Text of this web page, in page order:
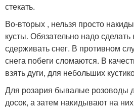
стекать.
Во-вторых , нельзя просто
кусты. Обязательно надо сделать
сдерживать снег. В противном
снега побеги сломаются. В
взять дуги, для небольших
Для розария бывалые розоводы
досок, а затем накидывают на